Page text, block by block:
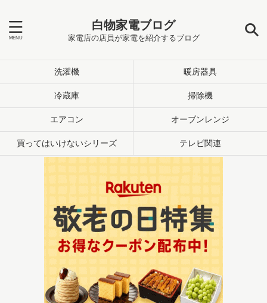
白物家電ブログ
家電店の店員が家電を紹介するブログ
洗濯機 暖房器具
冷蔵庫 掃除機
エアコン オーブンレンジ
買ってはいけないシリーズ テレビ関連